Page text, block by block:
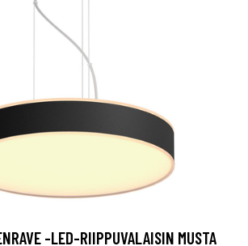
-LED-RIIPPUVALAISIN MUSTA